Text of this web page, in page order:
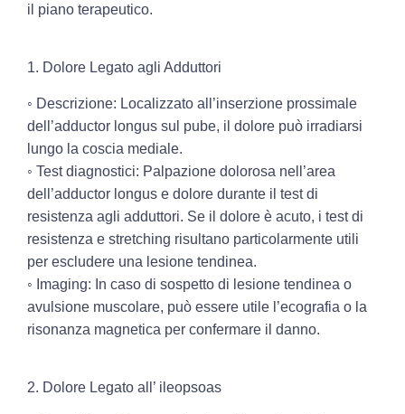
il piano terapeutico.
1. Dolore Legato agli Adduttori
◦ Descrizione: Localizzato all’inserzione prossimale
dell’adductor longus sul pube, il dolore può irradiarsi
lungo la coscia mediale.
◦ Test diagnostici: Palpazione dolorosa nell’area
dell’adductor longus e dolore durante il test di
resistenza agli adduttori. Se il dolore è acuto, i test di
resistenza e stretching risultano particolarmente utili
per escludere una lesione tendinea.
◦ Imaging: In caso di sospetto di lesione tendinea o
avulsione muscolare, può essere utile l’ecografia o la
risonanza magnetica per confermare il danno.
2. Dolore Legato all’ ileopsoas